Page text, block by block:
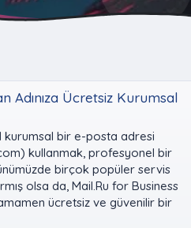
Adınıza Ücretsiz Kurumsal
kurumsal bir e-posta adresi
) kullanmak, profesyonel bir
birçok popüler servis
olsa da, Mail.Ru for Business
ücretsiz ve güvenilir bir